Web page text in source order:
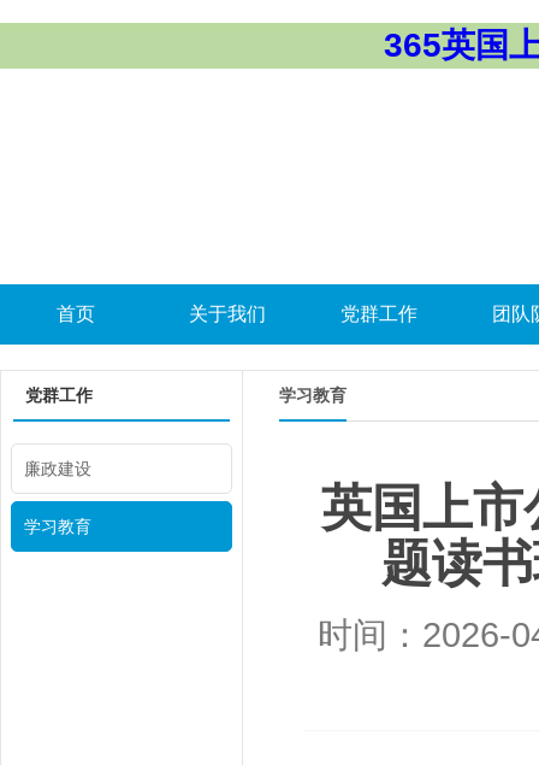
365英国
首页 关于我们 党群工作 团队
党群工作
廉政建设
学习教育
学习教育
英国上市
题读
时间：2026-